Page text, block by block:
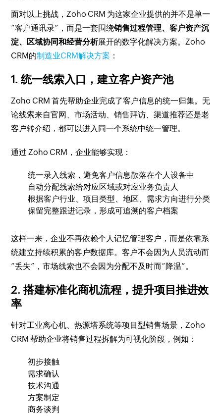
面对以上挑战，Zoho CRM 为这家企业提供的并不是单一
“客户通讯录”，而是一套围绕销售过程管理、客户资产沉
淀、区域协同和经营分析展开的数字化解决方案。Zoho
CRM的制造业CRM解决方案 ：
1. 统一线索入口，建立客户资产池
Zoho CRM 首先帮助企业完成了客户信息的统一归集。无
论线索来自官网、市场活动、销售拜访、渠道推荐还是老
客户转介绍，都可以进入同一个系统中统一管理。
通过 Zoho CRM，企业能够实现：
统一录入线索，避免客户信息散落在个人设备中
自动分配线索给对应区域或对应业务负责人
根据客户行业、项目类型、地区、需求方向进行分类
保留完整跟进记录，形成可追溯的客户档案
这样一来，企业不再依赖个人记忆管理客户，而是依靠系
统建立持续积累的客户数据库。客户不会因为人员流动而
“丢失”，市场线索也不会因为分配不及时而“降温”。
2. 搭建标准化商机流程，提升项目推进效
率
针对工业离心机、热源塔系统等项目型销售场景，Zoho
CRM 帮助企业将销售过程拆解为可视化阶段，例如：
初步接触
需求确认
技术沟通
方案制定
商务谈判